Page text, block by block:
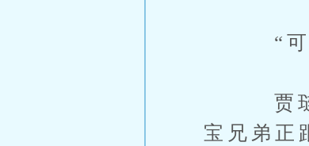
“可叹
贾琏一
宝兄弟正